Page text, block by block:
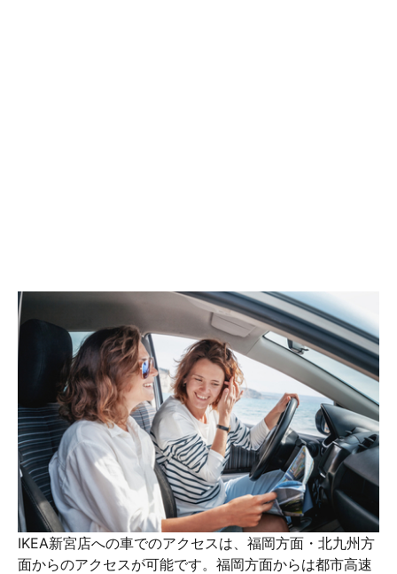
IKEA新宮店への車でのアクセスは、福岡方面・北九州方
面からのアクセスが可能です。福岡方面からは都市高速